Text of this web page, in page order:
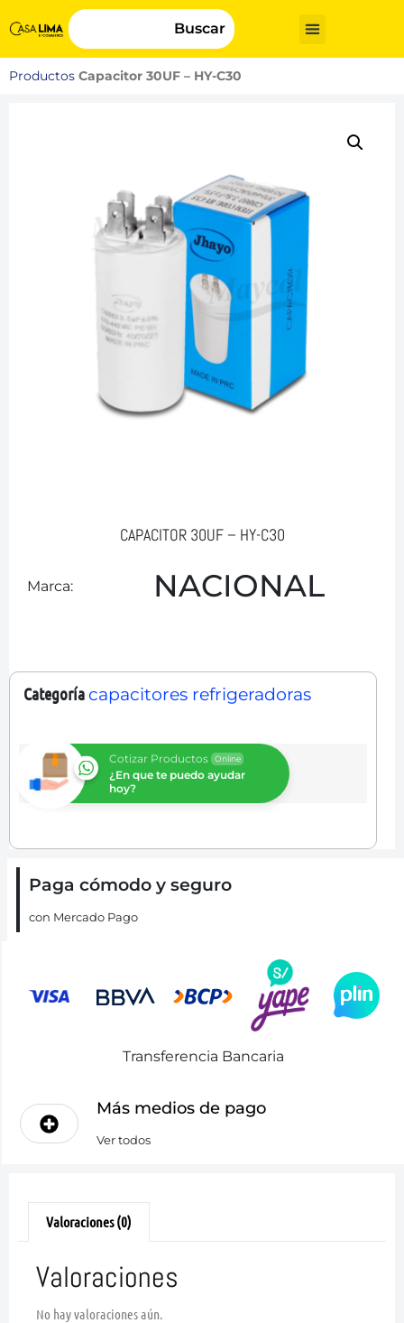
Buscar
Productos Capacitor 30UF – HY-C30
CAPACITOR 30UF – HY-C30
Marca: NACIONAL
Categoría capacitores refrigeradoras
Cotizar Productos Online
¿En que te puedo ayudar
hoy?
Paga cómodo y seguro
con Mercado Pago
Transferencia Bancaria
Más medios de pago
Ver todos
Valoraciones (0)
Valoraciones
No hay valoraciones aún.